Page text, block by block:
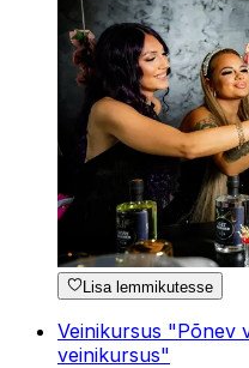
Lisa lemmikutesse
Veinikursus "Põnev
veinikursus"